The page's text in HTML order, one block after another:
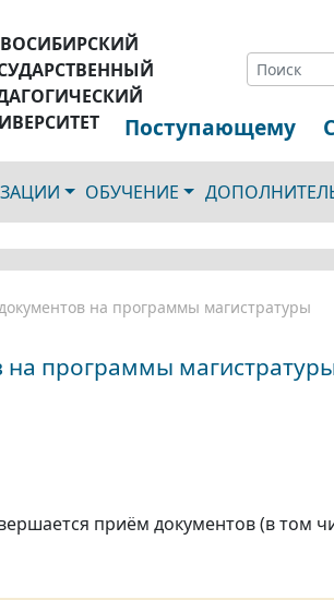
Поступающему
ОБУЧЕНИЕ
на программы магистратуры
программы
приём документов (в том